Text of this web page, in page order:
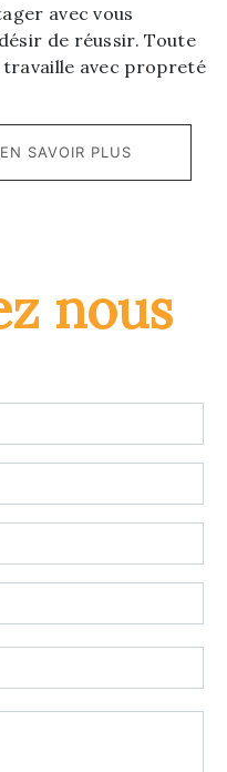
avec vous
de réussir. Toute
avec propreté
EN SAVOIR PLUS
nous